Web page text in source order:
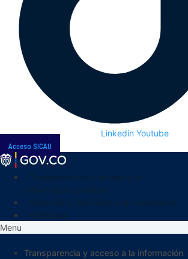
Linkedin Youtube
Acceso SICAU
Menu
Transparencia y acceso a la información